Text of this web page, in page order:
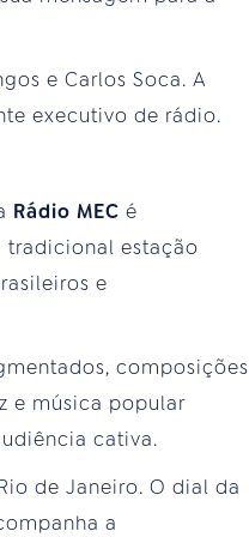
e Carlos Soca. A
executivo de rádio.
Rádio MEC é
tradicional estação
e
composições
e música popular
cativa.
de Janeiro. O dial da
a